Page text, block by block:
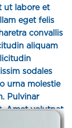
ut labore et
eget felis
convallis
aliquam
sodales
urna molestie
Pulvinar
Amet volutpat
enim